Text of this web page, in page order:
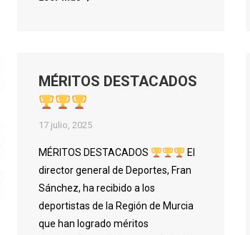
MÉRITOS DESTACADOS
17 julio, 2025
MÉRITOS DESTACADOS
El
director general de Deportes, Fran
Sánchez, ha recibido a los
deportistas de la Región de Murcia
que han logrado méritos